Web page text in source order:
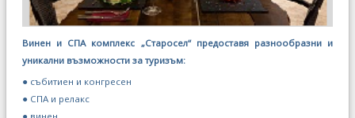
Винен и СПА комплекс „Старосел“ предоставя разнообразни и
уникални възможности за туризъм:
● събитиен и конгресен
● СПА и релакс